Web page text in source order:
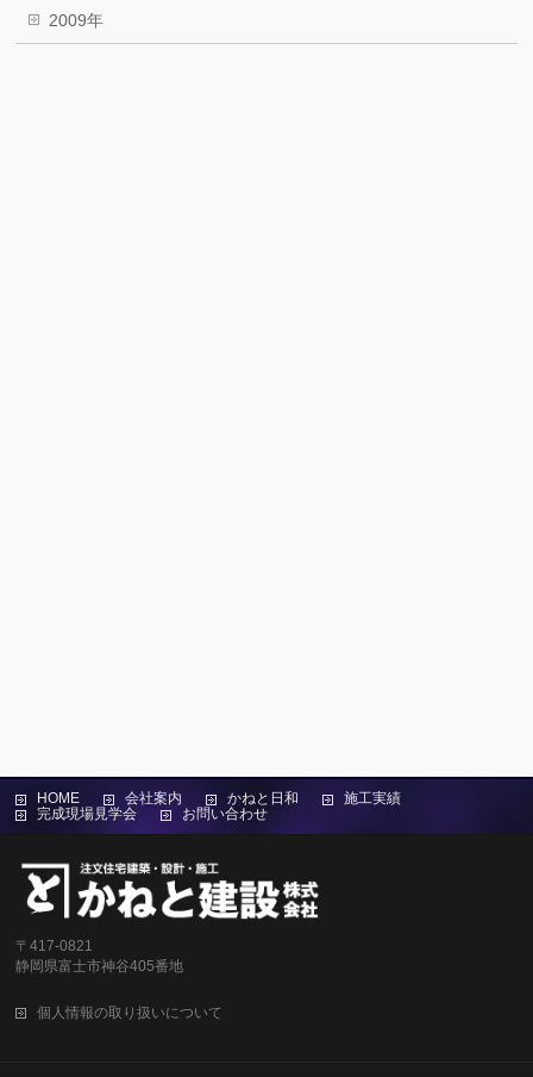
2009年
HOME 会社案内 かねと日和
施工実績
完成現場見学会
お問い合わせ
〒417-0821
静岡県富士市神谷405番地
個人情報の取り扱いについて